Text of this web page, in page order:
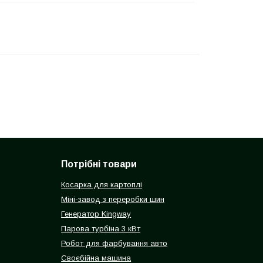
Потрібні товари
Косарка для картоплі
Міні-завод з переробки шин
Генератор Kingway
Парова турбіна 3 кВт
Робот для фарбування авто
Своєбійна машина